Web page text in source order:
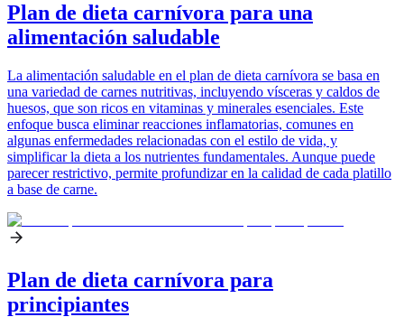
Plan de dieta carnívora para una
alimentación saludable
La alimentación saludable en el plan de dieta carnívora se basa en
una variedad de carnes nutritivas, incluyendo vísceras y caldos de
huesos, que son ricos en vitaminas y minerales esenciales. Este
enfoque busca eliminar reacciones inflamatorias, comunes en
algunas enfermedades relacionadas con el estilo de vida, y
simplificar la dieta a los nutrientes fundamentales. Aunque puede
parecer restrictivo, permite profundizar en la calidad de cada platillo
a base de carne.
Plan de dieta carnívora para
principiantes